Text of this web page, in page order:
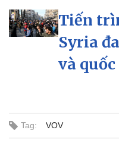
Bất động sản
Khởi nghiệp
Tiến
Syria
và
Tag: VOV